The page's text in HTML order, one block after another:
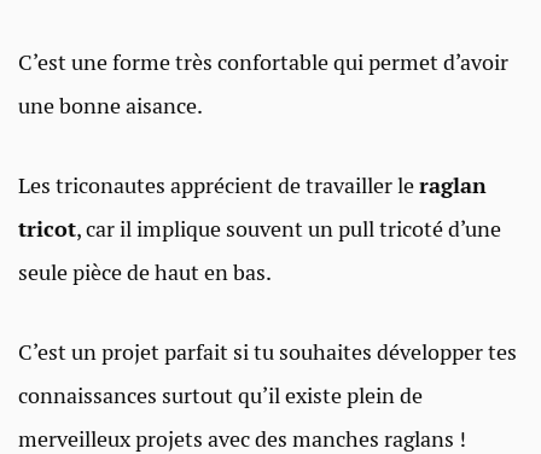
C’est une forme très confortable qui permet d’avoir
une bonne aisance.
Les triconautes apprécient de travailler leraglan
tricot, car il implique souvent un pull tricoté d’une
seule pièce de haut en bas.
C’est un projet parfait si tu souhaites développer tes
connaissances surtout qu’il existe plein de
merveilleux projets avec des manches raglans !